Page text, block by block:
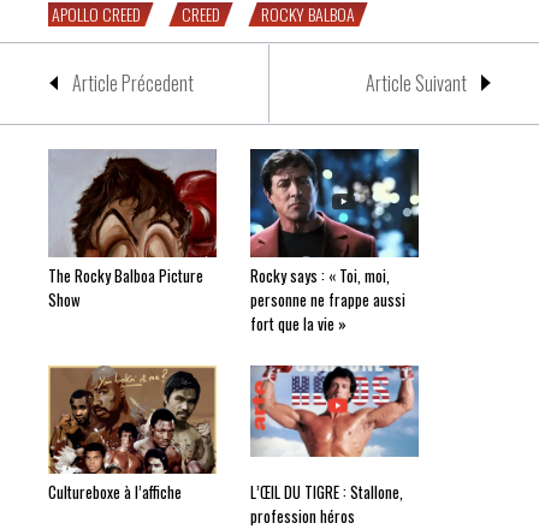
APOLLO CREED CREED ROCKY BALBOA
Article Précedent Article Suivant
The Rocky Balboa Picture
Show
Rocky says : « Toi, moi,
personne ne frappe aussi
fort que la vie »
Cultureboxe à l’affiche
L’ŒIL DU TIGRE : Stallone,
profession héros